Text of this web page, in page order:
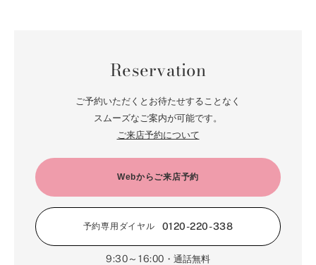
Reservation
ご予約いただくとお待たせすることなく
スムーズなご案内が可能です。
ご来店予約について
Webからご来店予約
予約専用ダイヤル 0120-220-338
9:30～16:00 ・通話無料